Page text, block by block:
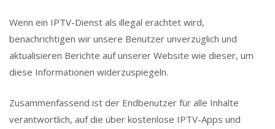
Wenn ein IPTV-Dienst als illegal erachtet wird,
benachrichtigen wir unsere Benutzer unverzüglich und
aktualisieren Berichte auf unserer Website wie dieser, um
diese Informationen widerzuspiegeln.
Zusammenfassend ist der Endbenutzer für alle Inhalte
verantwortlich, auf die über kostenlose IPTV-Apps und